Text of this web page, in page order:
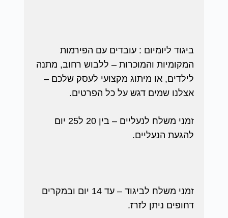
ביגוד ליומיום : עובדים עם הפירמות
המקומיות והמוכרות – ללבוש רחוב, מתנה
לילדים, או מיתוג מקצועי לעסק שלכם –
אצלנו שמים דגש על כל הפרטים.
זמני משלח לנעליים – בין 20 ל25 יום
להגעת הנעליים.
זמני משלח לביגוד – עד 14 יום ובמקרים
דחופים ניתן לזרז.